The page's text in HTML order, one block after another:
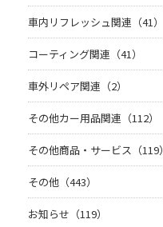
車内リフレッシュ関連（41）
コーティング関連（41）
車外リペア関連（2）
その他カー用品関連（112）
その他商品・サービス（119）
その他（443）
お知らせ（119）